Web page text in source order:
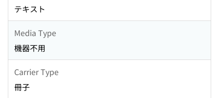
テキスト
Media Type
機器不用
Carrier Type
冊子